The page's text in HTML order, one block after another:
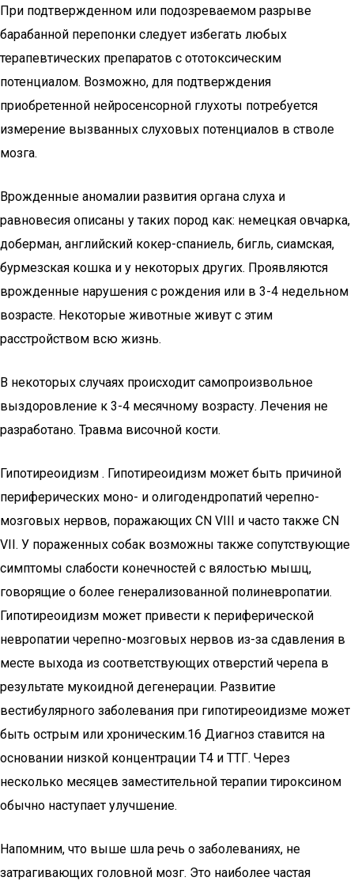
При подтвержденном или подозреваемом разрыве
барабанной перепонки следует избегать любых
терапевтических препаратов с ототоксическим
потенциалом. Возможно, для подтверждения
приобретенной нейросенсорной глухоты потребуется
измерение вызванных слуховых потенциалов в стволе
мозга.
Врожденные аномалии развития органа слуха и
равновесия описаны у таких пород как: немецкая овчарка,
доберман, английский кокер-спаниель, бигль, сиамская,
бурмезская кошка и у некоторых других. Проявляются
врожденные нарушения с рождения или в 3-4 недельном
возрасте. Некоторые животные живут с этим
расстройством всю жизнь.
В некоторых случаях происходит самопроизвольное
выздоровление к 3-4 месячному возрасту. Лечения не
разработано. Травма височной кости.
Гипотиреоидизм . Гипотиреоидизм может быть причиной
периферических моно- и олигодендропатий черепно-
мозговых нервов, поражающих CN VIII и часто также CN
VII. У пораженных собак возможны также сопутствующие
симптомы слабости конечностей с вялостью мышц,
говорящие о более генерализованной полиневропатии.
Гипотиреоидизм может привести к периферической
невропатии черепно-мозговых нервов из-за сдавления в
месте выхода из соответствующих отверстий черепа в
результате мукоидной дегенерации. Развитие
вестибулярного заболевания при гипотиреоидизме может
быть острым или хроническим.16 Диагноз ставится на
основании низкой концентрации Т4 и ТТГ. Через
несколько месяцев заместительной терапии тироксином
обычно наступает улучшение.
Напомним, что выше шла речь о заболеваниях, не
затрагивающих головной мозг. Это наиболее частая